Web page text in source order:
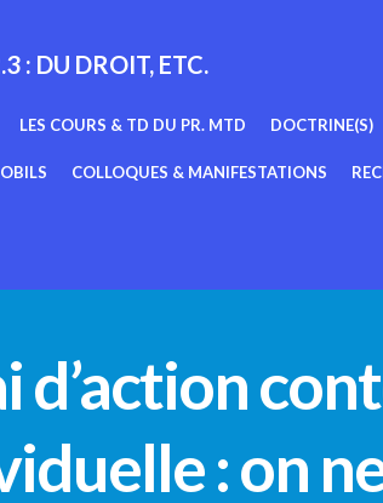
: DU DROIT, ETC.
LES COURS & TD DU PR. MTD DOCTRINE(S)
COLLOQUES & MANIFESTATIONS
d’action
: on